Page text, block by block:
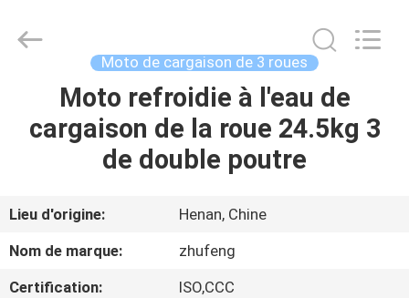
MAISON
PRODUITS
AU
SUJET
DE
Motorcycle
Moto de cargaison de 3 roues
Moto refroidie à l'eau de
cargaison de la roue 24.5kg 3
de double poutre
Lieu d'origine:
Henan, Chine
Nom de marque:
zhufeng
Certification:
ISO,CCC